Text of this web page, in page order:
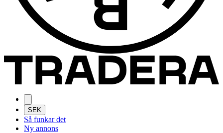
SEK
Så funkar det
Ny annons